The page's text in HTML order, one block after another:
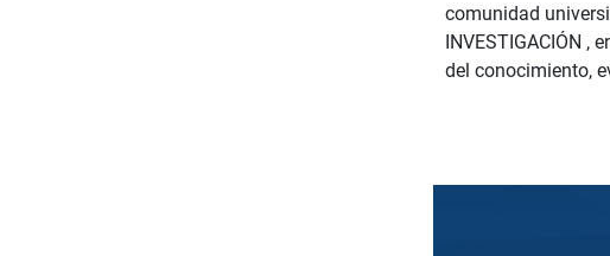
comunidad
INVESTIGACIÓN ,
del conocimiento,